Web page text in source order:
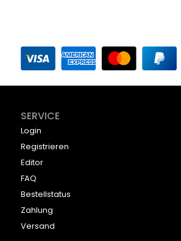
SERVICE
Login
Registrieren
Editor
FAQ
Bestellstatus
Zahlung
Versand